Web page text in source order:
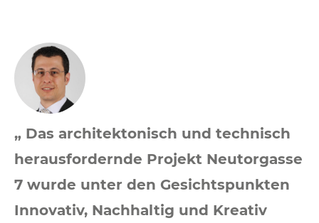
„ Das architektonisch und technisch
herausfordernde Projekt Neutorgasse
7 wurde unter den Gesichtspunkten
Innovativ, Nachhaltig und Kreativ